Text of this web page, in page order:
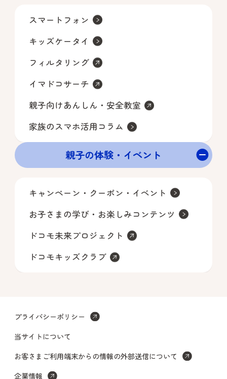
の方法で「参加登録」を行っていた
だく必要があります。
期間内に「参加登録」および「来場
意思」の確認ができない場合、当選
は無効となります。
「参加登録」を当社にて受信確認
後、「受付番号」のご案内メールを
お送りいたします。
ご登録いただいた情報に誤り、虚偽
の記載その他の不備があった場合
や、メールアドレスの誤りなどによ
信できなかった場合は、当選が無効
＜注意事項＞
本規約違反があった場合、本イベン
トへの参加は無効となります。本イ
当社は、次に掲げる場合、あらかじ
め本イベントサイトに掲載するな
り周知をすることにより、変更する
ことができるものとします。
スマートフォン
キッズケータイ
フィルタリング
イマドコサーチ
親子向けあんしん・安全教室
家族のスマホ活用コラム
親子の体験・イベント
キャンペーン・クーポン・イベント
お子さまの学び・お楽しみコンテンツ
ドコモ未来プロジェクト
ドコモキッズクラブ
プライバシーポリシー
当サイトについて
お客さまご利用端末からの情報の外部送信について
企業情報